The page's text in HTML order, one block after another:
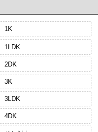
1K
1LDK
2DK
3K
3LDK
4DK